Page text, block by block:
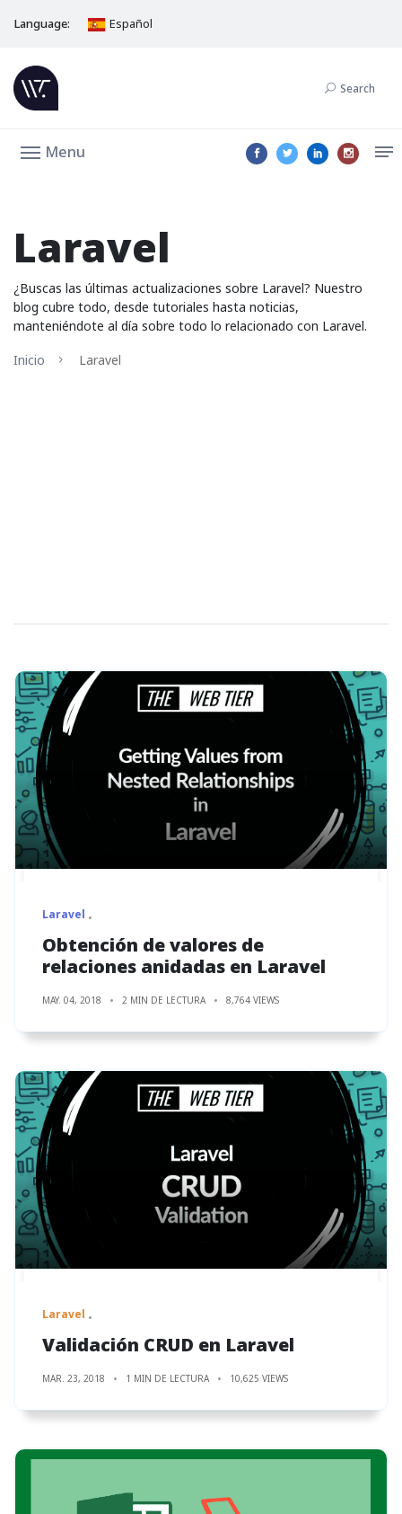
Language: Español
Search
Menu
Laravel
¿Buscas las últimas actualizaciones sobre Laravel? Nuestro
blog cubre todo, desde tutoriales hasta noticias,
manteniéndote al día sobre todo lo relacionado con Laravel.
Inicio
Laravel
Laravel
Obtención de valores de
relaciones anidadas en Laravel
MAY. 04, 2018 2 MIN DE LECTURA 8,764 VIEWS
Laravel
Validación CRUD en Laravel
MAR. 23, 2018 1 MIN DE LECTURA 10,625 VIEWS